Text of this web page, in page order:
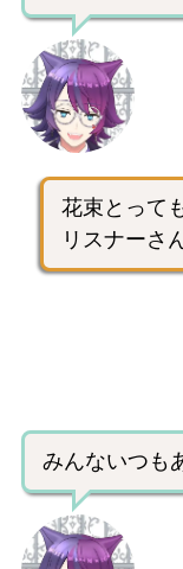
花束とって
リスナーさ
みんないつも